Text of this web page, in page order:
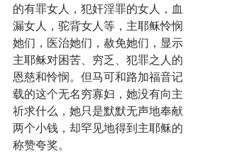
的有罪女人，犯奸淫罪的女人，血
漏女人，驼背女人等，主耶稣怜悯
她们，医治她们，赦免她们，显示
主耶稣对困苦、穷乏、犯罪之人的
恩慈和怜悯。但马可和路加福音记
载的这个无名穷寡妇，她没有向主
祈求什么，她只是默默无声地奉献
两个小钱，却罕见地得到主耶稣的
称赞夸奖。